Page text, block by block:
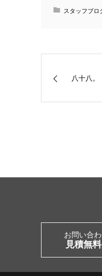
スタッフブロ
八十八。
お問い合
見積無